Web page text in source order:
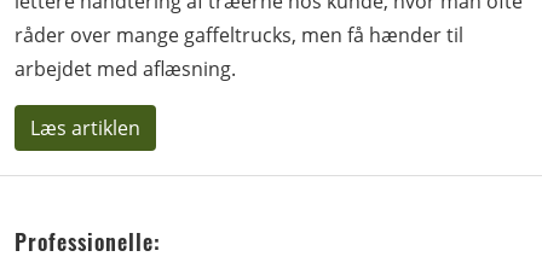
råder over mange gaffeltrucks, men få hænder til
arbejdet med aflæsning.
Læs artiklen
Professionelle: